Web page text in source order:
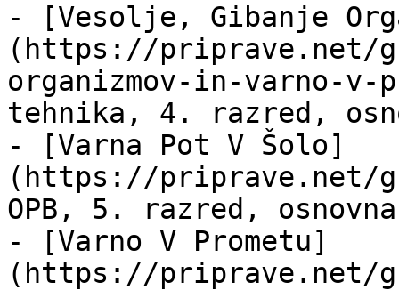
- [Vesolje, Gibanje
(https://priprave.net/
organizmov-in-varno-v-
tehnika, 4. razred,
- [Varna Pot V Šolo]
(https://priprave.net/
OPB, 5. razred,
- [Varno V Prometu]
(https://priprave.net/